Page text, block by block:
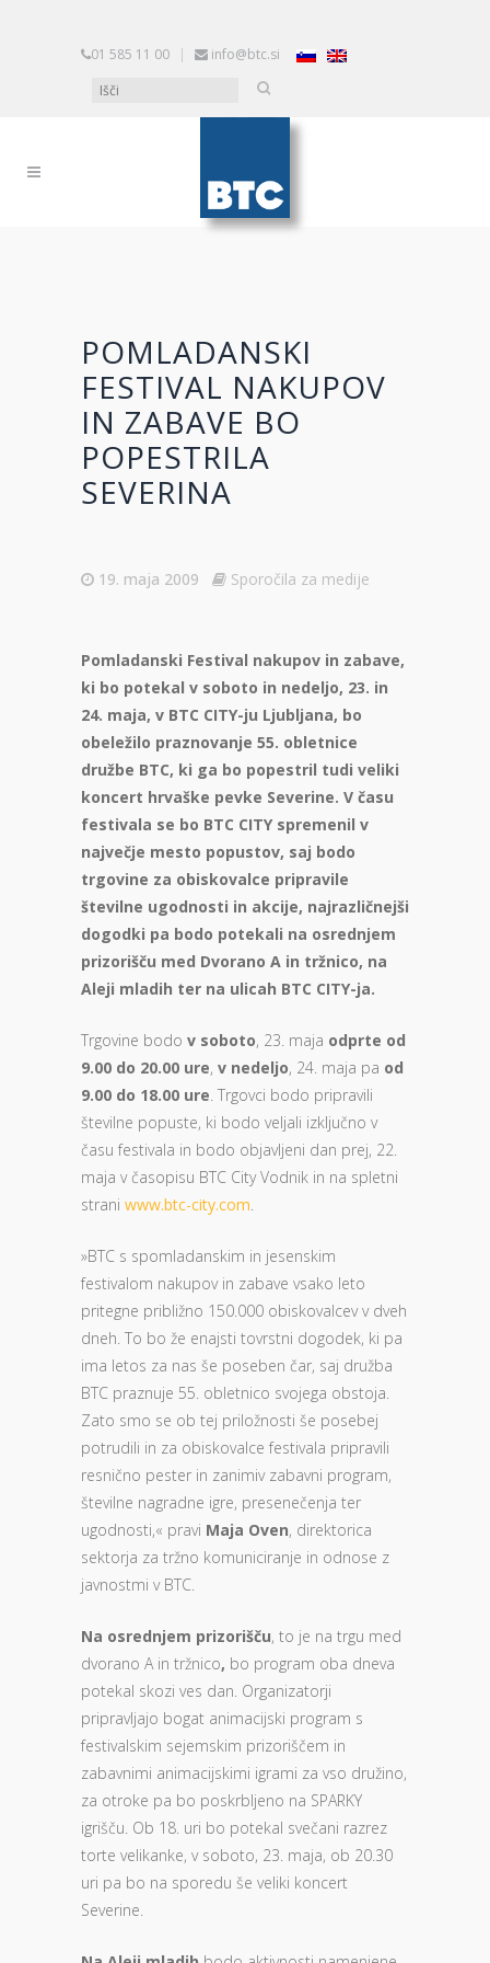
01 585 11 00 | info@btc.si
POMLADANSKI
FESTIVAL NAKUPOV
IN ZABAVE BO
POPESTRILA
SEVERINA
19. maja 2009 Sporočila za medije
Pomladanski Festival nakupov in zabave,
ki bo potekal v soboto in nedeljo, 23. in
24. maja, v BTC CITY-ju Ljubljana, bo
obeležilo praznovanje 55. obletnice
družbe BTC, ki ga bo popestril tudi veliki
koncert hrvaške pevke Severine. V času
festivala se bo BTC CITY spremenil v
največje mesto popustov, saj bodo
trgovine za obiskovalce pripravile
številne ugodnosti in akcije, najrazličnejši
dogodki pa bodo potekali na osrednjem
prizorišču med Dvorano A in tržnico, na
Aleji mladih ter na ulicah BTC CITY-ja.
Trgovine bodo v soboto, 23. maja odprte od
9.00 do 20.00 ure, v nedeljo, 24. maja pa od
9.00 do 18.00 ure. Trgovci bodo pripravili
številne popuste, ki bodo veljali izključno v
času festivala in bodo objavljeni dan prej, 22.
maja v časopisu BTC City Vodnik in na spletni
strani www.btc-city.com.
»BTC s spomladanskim in jesenskim
festivalom nakupov in zabave vsako leto
pritegne približno 150.000 obiskovalcev v dveh
dneh. To bo že enajsti tovrstni dogodek, ki pa
ima letos za nas še poseben čar, saj družba
BTC praznuje 55. obletnico svojega obstoja.
Zato smo se ob tej priložnosti še posebej
potrudili in za obiskovalce festivala pripravili
resnično pester in zanimiv zabavni program,
številne nagradne igre, presenečenja ter
ugodnosti,« pravi Maja Oven, direktorica
sektorja za tržno komuniciranje in odnose z
javnostmi v BTC.
Na osrednjem prizorišču, to je na trgu med
dvorano A in tržnico, bo program oba dneva
potekal skozi ves dan. Organizatorji
pripravljajo bogat animacijski program s
festivalskim sejemskim prizoriščem in
zabavnimi animacijskimi igrami za vso družino,
za otroke pa bo poskrbljeno na SPARKY
igrišču. Ob 18. uri bo potekal svečani razrez
torte velikanke, v soboto, 23. maja, ob 20.30
uri pa bo na sporedu še veliki koncert
Severine.